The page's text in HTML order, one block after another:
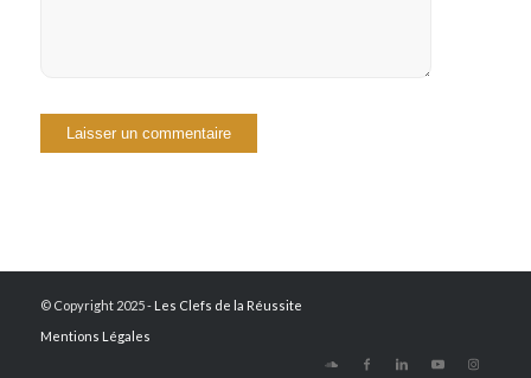
© Copyright 2025 - Les Clefs de la Réussite
Mentions Légales